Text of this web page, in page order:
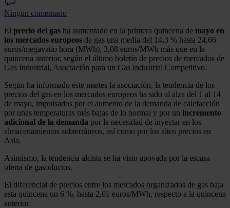
Ningún comentario
El precio del gas ha aumentado en la primera quincena de mayo en
los mercados europeos de gas una media del 14,3 % hasta 24,66
euros/megavatio hora (MWh), 3,08 euros/MWh más que en la
quincena anterior, según el último boletín de precios de mercados de
Gas Industrial, Asociación para un Gas Industrial Competitivo.
Según ha informado este martes la asociación, la tendencia de los
precios del gas en los mercados europeos ha sido al alza del 1 al 14
de mayo, impulsados por el aumento de la demanda de calefacción
por unas temperaturas más bajas de lo normal y por un incremento
adicional de la demanda por la necesidad de inyectar en los
almacenamientos subterráneos, así como por los altos precios en
Asia.
Asimismo, la tendencia alcista se ha visto apoyada por la escasa
oferta de gasoductos.
El diferencial de precios entre los mercados organizados de gas baja
esta quincena un 6 %, hasta 2,01 euros/MWh, respecto a la quincena
anterior.